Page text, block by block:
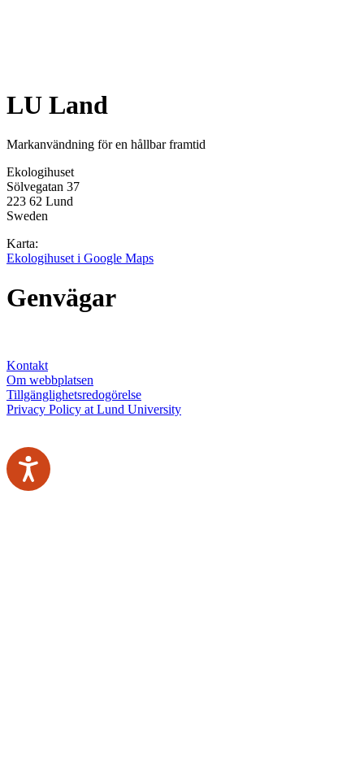
LU Land
Markanvändning för en hållbar framtid
Ekologihuset
Sölvegatan 37
223 62 Lund
Sweden
Karta:
Ekologihuset i Google Maps
Genvägar
Kontakt
Om webbplatsen
Tillgänglighetsredogörelse
Privacy Policy at Lund University